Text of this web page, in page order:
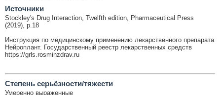
Источники
Stockley's Drug Interaction, Twelfth edition, Pharmaceutical Press
(2019), p.18
Инструкция по медицинскому применению лекарственного препарата
Нейроплант. Государственный реестр лекарственных средств
https://grls.rosminzdrav.ru
Cтепень серьёзности/тяжести
Умеренно выраженные